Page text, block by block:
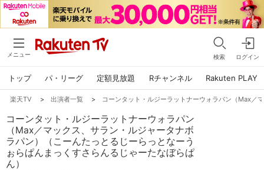
メニュー 検索 ログイン
トップ パ・リーグ 定額見放題 Rチャンネル Rakuten PLAY
楽天TV > 出演者一覧 > コーンタット・ルジーラットナーウォラパン（Max／
コーンタット・ルジーラットナーウォラパン
（Max／マックス、サラン・ルジャータナボ
ラパン）（こーんたっとるじーらっとなーう
ぉらぱんまっくすさらんるじゃーたなぼらぱ
ん）